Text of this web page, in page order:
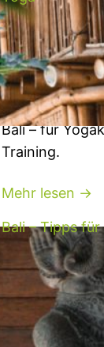
Power of
mit
Lust auf Yoga
Yogastudio
Bali – für
Training.
Mehr lesen →
Bali – Tipps
Bali Yoga
Yoga auf
Yoga
verraten dir